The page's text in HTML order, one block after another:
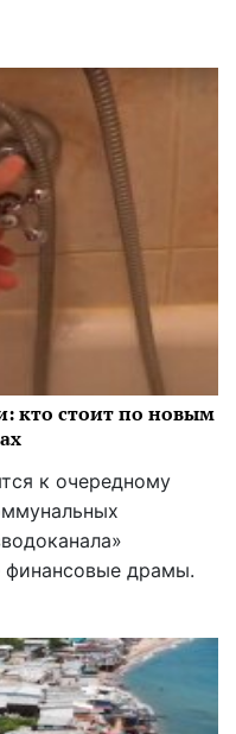
кто стоит по новым
к очередному
финансовые драмы.